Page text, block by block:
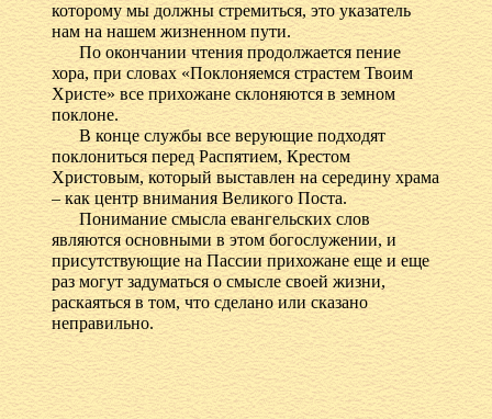
которому мы должны стремиться, это указатель
нам на нашем жизненном пути.
По окончании чтения продолжается пение
хора, при словах «Поклоняемся страстем Твоим
Христе» все прихожане склоняются в земном
поклоне.
В конце службы все верующие подходят
поклониться перед Распятием, Крестом
Христовым, который выставлен на середину храма
– как центр внимания Великого Поста.
Понимание смысла евангельских слов
являются основными в этом богослужении, и
присутствующие на Пассии прихожане еще и еще
раз могут задуматься о смысле своей жизни,
раскаяться в том, что сделано или сказано
неправильно.